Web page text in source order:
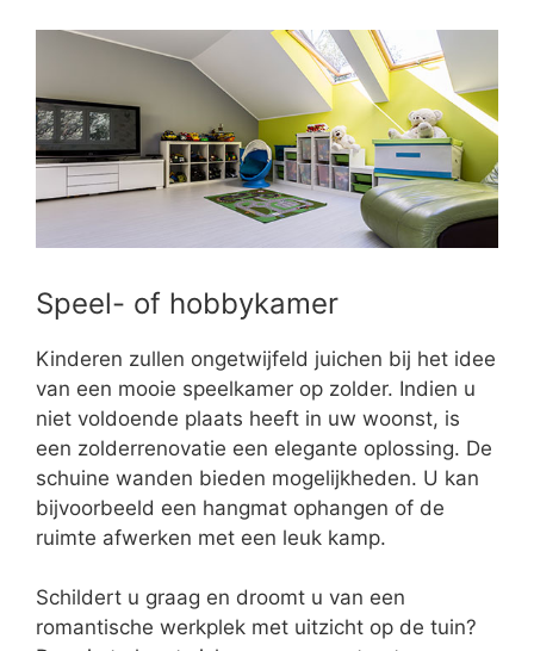
Speel- of hobbykamer
Kinderen zullen ongetwijfeld juichen bij het idee
van een mooie speelkamer op zolder. Indien u
niet voldoende plaats heeft in uw woonst, is
een zolderrenovatie een elegante oplossing. De
schuine wanden bieden mogelijkheden. U kan
bijvoorbeeld een hangmat ophangen of de
ruimte afwerken met een leuk kamp.
Schildert u graag en droomt u van een
romantische werkplek met uitzicht op de tuin?